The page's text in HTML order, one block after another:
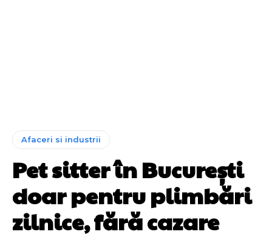
Afaceri si industrii
Pet sitter în București
doar pentru plimbări
zilnice, fără cazare